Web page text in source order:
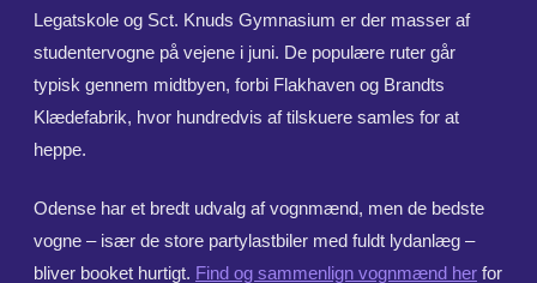
Legatskole og Sct. Knuds Gymnasium er der masser af
studentervogne på vejene i juni. De populære ruter går
typisk gennem midtbyen, forbi Flakhaven og Brandts
Klædefabrik, hvor hundredvis af tilskuere samles for at
heppe.
Odense har et bredt udvalg af vognmænd, men de bedste
vogne – især de store partylastbiler med fuldt lydanlæg –
bliver booket hurtigt. Find og sammenlign vognmænd her for